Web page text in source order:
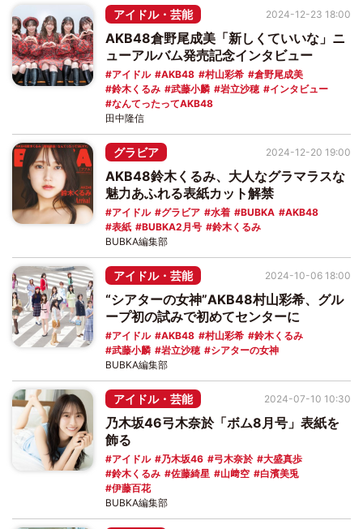
アイドル・芸能
AKB48倉野尾成美「新しくていいな」ニ
ューアルバム発売記念インタビュー
アイドル AKB48 村山彩希
倉野尾成美
鈴木くるみ
武藤小麟 岩立沙穂
インタビュー
なんてったってAKB48
2024-12-23 18:00
田中隆信
グラビア
AKB48鈴木くるみ、大人なグラマラスな
魅力あふれる表紙カット解禁
アイドル グラビア 水着 BUBKA
AKB48
表紙
BUBKA2月号 鈴木くるみ
2024-12-20 19:00
BUBKA編集部
アイドル・芸能
“シアターの女神”AKB48村山彩希、グル
ープ初の試みで初めてセンターに
アイドル AKB48 村山彩希
鈴木くるみ
武藤小麟
岩立沙穂 シアターの女神
2024-10-06 18:00
BUBKA編集部
アイドル・芸能
乃木坂46弓木奈於「ボム8月号」表紙を
飾る
アイドル 乃木坂46 弓木奈於
大盛真歩
鈴木くるみ
佐藤綺星 山﨑空
白濱美兎
伊藤百花
2024-07-10 10:30
BUBKA編集部